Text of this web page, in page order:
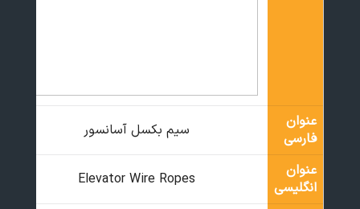
عنوان
فارسی
سیم بکسل آسانسور
عنوان
انگلیسی
Elevator Wire Ropes